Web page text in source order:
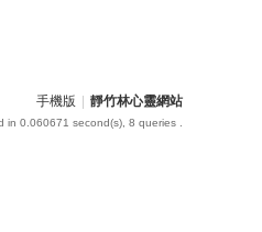
手機版 靜竹林心靈網站
in 0.060671 second(s), 8 queries .